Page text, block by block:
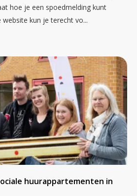
hoe je een spoedmelding kunt
kun je terecht vo...
huurappartementen in